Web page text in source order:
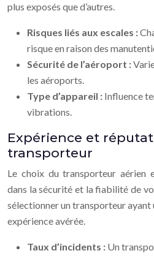
plus exposés que d’autres.
Risques liés aux escales :
risque en raison des
Sécurité de l’aéroport :
les aéroports.
Type d’appareil : Influence
vibrations.
Expérience et
transporteur
Le choix du transporteur aérien
dans la sécurité et la fiabilité de
sélectionner un transporteur
expérience avérée.
Taux d’incidents : Un